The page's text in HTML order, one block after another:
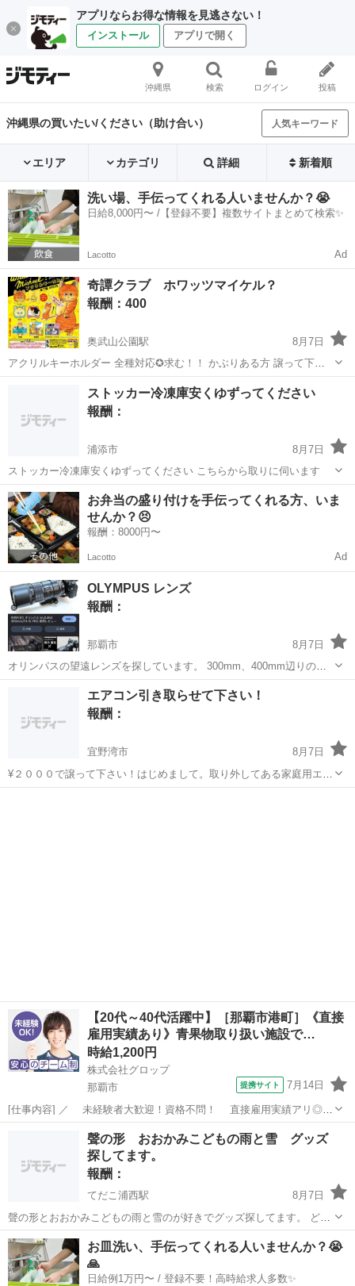
アプリならお得な情報を見逃さない！
インストール アプリで開く
沖縄県 検索 ログイン 投稿
沖縄県の買いたい/ください（助け合い） 人気キーワード
エリア カテゴリ 詳細 新着順
洗い場、手伝ってくれる人いませんか？😭
日給8,000円〜 /【登録不要】複数サイトまとめて検索✨
Lacotto Ad
奇譚クラブ ホワッツマイケル？
報酬：400
奥武山公園駅
8月7日
アクリルキーホルダー 全種対応✪求む！！ かぶりある方 譲って下さ
い_(_^_)_
奥武山公園駅 買いたい/ください
ストッカー冷凍庫安くゆずってください
報酬：
浦添市
8月7日
ストッカー冷凍庫安くゆずってください こちらから取りに伺います
沖縄 浦添市 買いたい/ください 冷凍庫
お弁当の盛り付けを手伝ってくれる方、いま
せんか？😣
報酬：8000円〜
Lacotto Ad
OLYMPUS レンズ
報酬：
那覇市
8月7日
オリンパスの望遠レンズを探しています。 300mm、400mm辺りのレ
ンズをお安く譲っていただける方、連絡お待ちしております。 よろし
くお願いいたします🙏
買いたい/ください
エアコン引き取らせて下さい！
報酬：
宜野湾市
8月7日
¥２０００で譲って下さい！はじめまして。取り外してある家庭用エア
コン探してます！ 動作未確認OK! 基本午後からお伺いできます！！ ご
【20代～40代活躍中】［那覇市港町］《直接
雇用実績あり》青果物取り扱い施設で…
時給1,200円
株式会社グロップ
那覇市
提携サイト 7月14日
[仕事内容] ／ 未経験者大歓迎！資格不問！ 直接雇用実績アリ◎
働きながらキャリアアップも目指せます！ ＼ 【施設内での青果や野
菜の入出荷業務】 《仕事内容》 （雇入れ直後） 協同組合の青果・野
菜等の取り扱い施設...
那覇市 工場
聲の形 おおかみこどもの雨と雪 グッズ
探してます。
報酬：
てだこ浦西駅
8月7日
聲の形とおおかみこどもの雨と雪のが好きでグッズ探してます。 どち
らもDVDと漫画、パンフレットは持ってますがグッズはぜんぜん持っ
てないのでお願いします
沖縄 沖縄市 てだこ浦西駅 買いたい/ください
お皿洗い、手伝ってくれる人いませんか？😭
🙏
日給例1万円〜 / 登録不要！高時給求人多数✨